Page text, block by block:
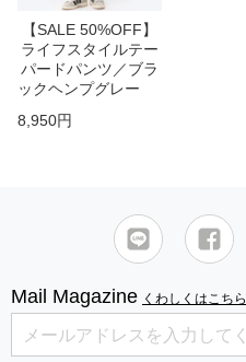
【SALE 50%OFF】
ライフスタイルテー
パードパンツ／ブラ
ックヘンプグレー
8,950円
Mail Magazine くわしくはこちら